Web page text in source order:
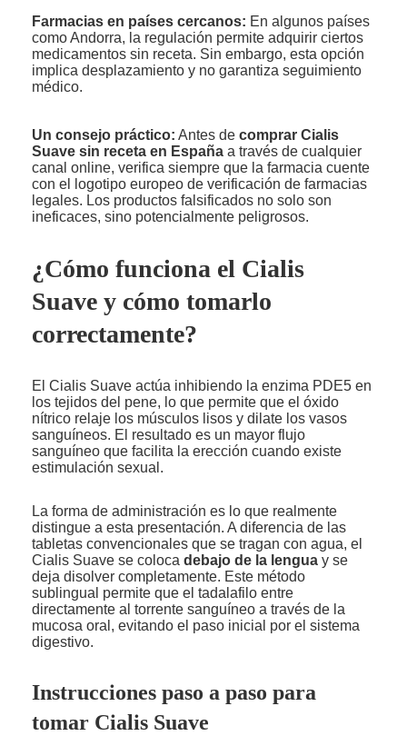
Farmacias en países cercanos: En algunos países
como Andorra, la regulación permite adquirir ciertos
medicamentos sin receta. Sin embargo, esta opción
implica desplazamiento y no garantiza seguimiento
médico.
Un consejo práctico: Antes de comprar Cialis
Suave sin receta en España a través de cualquier
canal online, verifica siempre que la farmacia cuente
con el logotipo europeo de verificación de farmacias
legales. Los productos falsificados no solo son
ineficaces, sino potencialmente peligrosos.
¿Cómo funciona el Cialis
Suave y cómo tomarlo
correctamente?
El Cialis Suave actúa inhibiendo la enzima PDE5 en
los tejidos del pene, lo que permite que el óxido
nítrico relaje los músculos lisos y dilate los vasos
sanguíneos. El resultado es un mayor flujo
sanguíneo que facilita la erección cuando existe
estimulación sexual.
La forma de administración es lo que realmente
distingue a esta presentación. A diferencia de las
tabletas convencionales que se tragan con agua, el
Cialis Suave se coloca debajo de la lengua y se
deja disolver completamente. Este método
sublingual permite que el tadalafilo entre
directamente al torrente sanguíneo a través de la
mucosa oral, evitando el paso inicial por el sistema
digestivo.
Instrucciones paso a paso para
tomar Cialis Suave